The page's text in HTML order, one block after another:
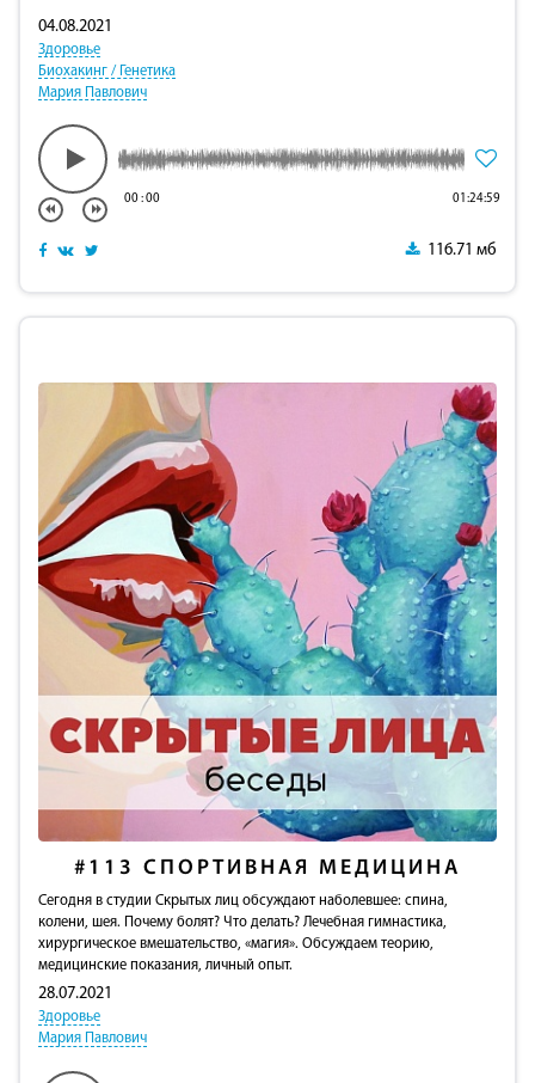
04.08.2021
Здоровье
Биохакинг / Генетика
Мария Павлович
00:00 01:24:59
116.71 мб
#113 СПОРТИВНАЯ МЕДИЦИНА
Сегодня в студии Скрытых лиц обсуждают наболевшее: cпина,
колени, шея. Почему болят? Что делать? Лечебная гимнастика,
хирургическое вмешательство, «магия». Обсуждаем теорию,
медицинские показания, личный опыт.
28.07.2021
Здоровье
Мария Павлович